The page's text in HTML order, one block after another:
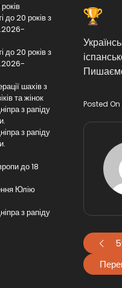
Posted On
до 20 років з
до 20 років з
шахів з
та жінок
з рапіду
з рапіду
до 18
Юлію
з рапіду